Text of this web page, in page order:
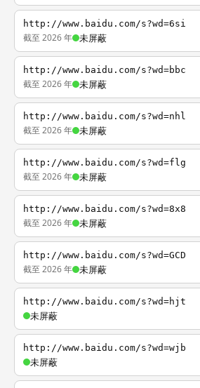
http://www.baidu.com/s?wd=6si
截至 2026 年 未屏蔽
http://www.baidu.com/s?wd=bbc
截至 2026 年 未屏蔽
http://www.baidu.com/s?wd=nhl
截至 2026 年 未屏蔽
http://www.baidu.com/s?wd=flg
截至 2026 年 未屏蔽
http://www.baidu.com/s?wd=8x8
截至 2026 年 未屏蔽
http://www.baidu.com/s?wd=GCD
截至 2026 年 未屏蔽
http://www.baidu.com/s?wd=hjt
未屏蔽
http://www.baidu.com/s?wd=wjb
未屏蔽